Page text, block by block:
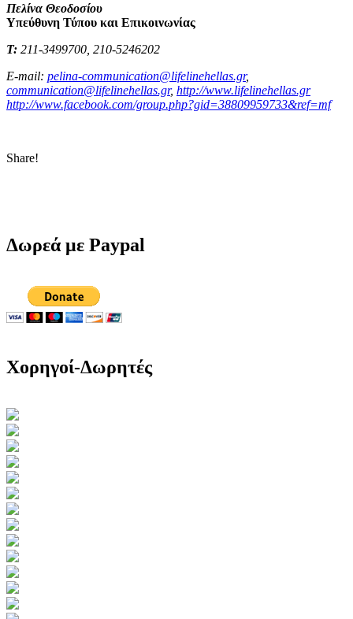
Πελίνα Θεοδοσίου
Υπεύθυνη Τύπου και Επικοινωνίας
Τ: 211-3499700, 210-5246202
E-mail: pelina-communication@lifelinehellas.gr,
communication@lifelinehellas.gr, http://www.lifelinehellas.gr
http://www.facebook.com/group.php?gid=38809959733&ref=mf
Share!
Δωρεά με Paypal
Χορηγοί-Δωρητές